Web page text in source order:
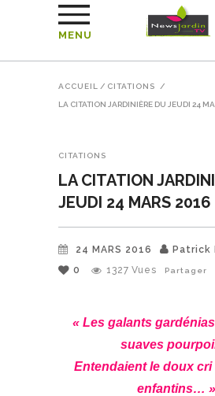
MENU
ACCUEIL / CITATIONS /
LA CITATION JARDINIÈRE DU JEUDI 24
CITATIONS
LA CITATION
JEUDI 24 MARS 2016
24 MARS 2016
Patrick
0
1327 Vues Partager
« Les galants
suaves
Entendaient le doux cri
enfantins… »